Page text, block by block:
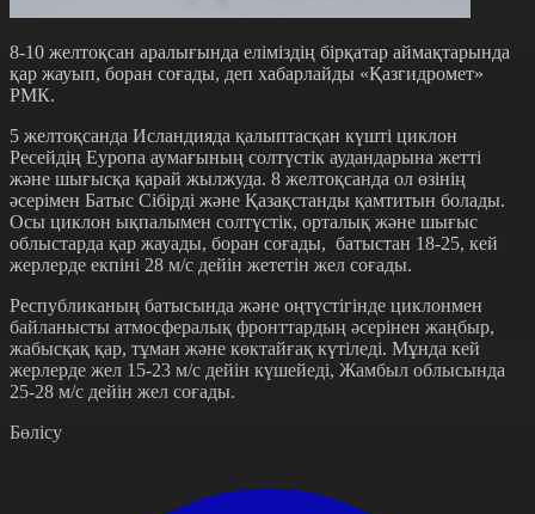
8-10 желтоқсан аралығында еліміздің бірқатар аймақтарында
қар жауып, боран соғады, деп хабарлайды «Қазгидромет»
РМК.
5 желтоқсанда Исландияда қалыптасқан күшті циклон
Ресейдің Еуропа аумағының солтүстік аудандарына жетті
және шығысқа қарай жылжуда. 8 желтоқсанда ол өзінің
әсерімен Батыс Сібірді және Қазақстанды қамтитын болады.
Осы циклон ықпалымен солтүстік, орталық және шығыс
облыстарда қар жауады, боран соғады, батыстан 18-25, кей
жерлерде екпіні 28 м/с дейін жететін жел соғады.
Республиканың батысында және оңтүстігінде циклонмен
байланысты атмосфералық фронттардың әсерінен жаңбыр,
жабысқақ қар, тұман және көктайғақ күтіледі. Мұнда кей
жерлерде жел 15-23 м/с дейін күшейеді, Жамбыл облысында
25-28 м/с дейін жел соғады.
Бөлісу